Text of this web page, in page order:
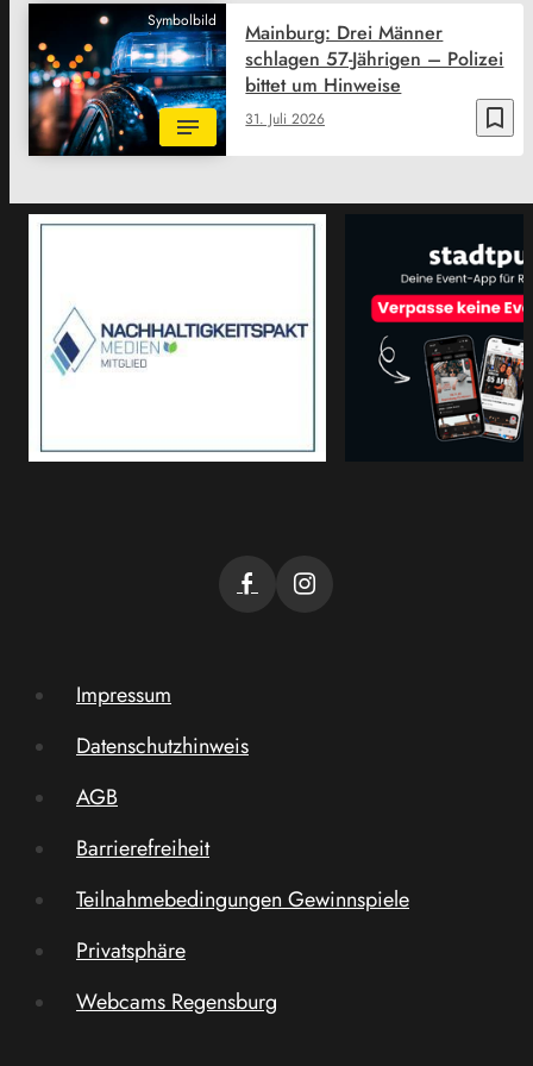
Symbolbild
bookmark_border
31. Juli 2026
Mainburg: Drei Männer
schlagen 57-Jährigen – Polizei
bittet um Hinweise
Impressum
Datenschutzhinweis
AGB
Barrierefreiheit
Teilnahmebedingungen Gewinnspiele
Privatsphäre
Webcams Regensburg